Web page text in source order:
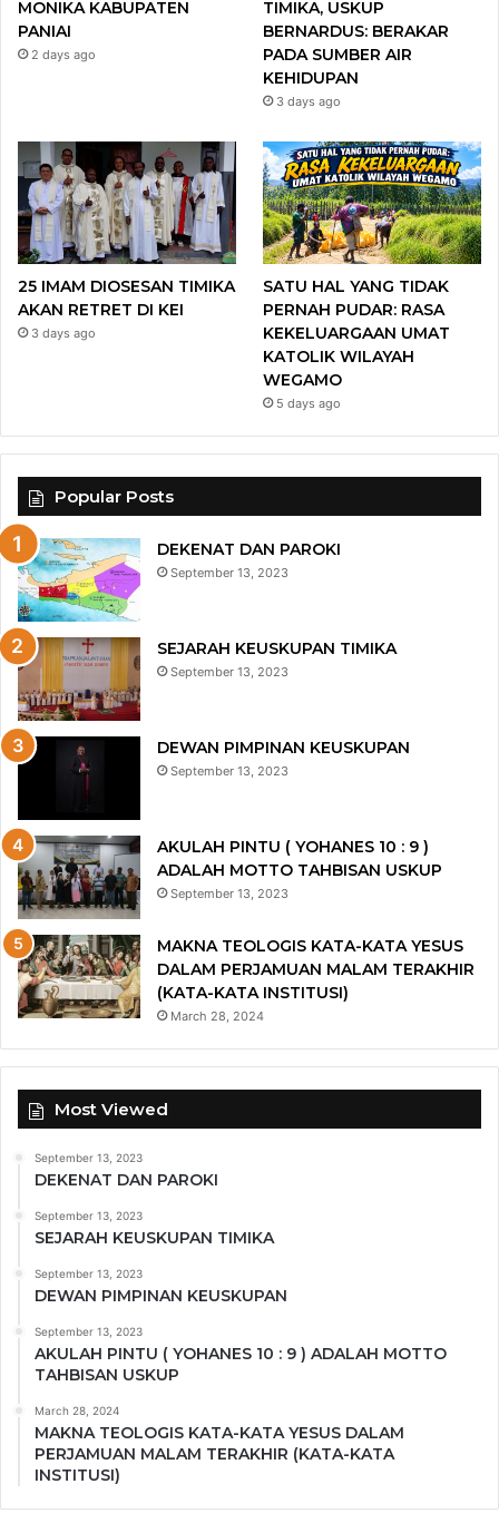
MONIKA KABUPATEN
PANIAI
2 days ago
TIMIKA, USKUP
BERNARDUS: BERAKAR
PADA SUMBER AIR
KEHIDUPAN
3 days ago
25 IMAM DIOSESAN TIMIKA
AKAN RETRET DI KEI
3 days ago
SATU HAL YANG TIDAK
PERNAH PUDAR: RASA
KEKELUARGAAN UMAT
KATOLIK WILAYAH
WEGAMO
5 days ago
Popular Posts
DEKENAT DAN PAROKI
September 13, 2023
SEJARAH KEUSKUPAN TIMIKA
September 13, 2023
DEWAN PIMPINAN KEUSKUPAN
September 13, 2023
AKULAH PINTU ( YOHANES 10 : 9 )
ADALAH MOTTO TAHBISAN USKUP
September 13, 2023
MAKNA TEOLOGIS KATA-KATA YESUS
DALAM PERJAMUAN MALAM TERAKHIR
(KATA-KATA INSTITUSI)
March 28, 2024
Most Viewed
September 13, 2023
DEKENAT DAN PAROKI
September 13, 2023
SEJARAH KEUSKUPAN TIMIKA
September 13, 2023
DEWAN PIMPINAN KEUSKUPAN
September 13, 2023
AKULAH PINTU ( YOHANES 10 : 9 ) ADALAH MOTTO
TAHBISAN USKUP
March 28, 2024
MAKNA TEOLOGIS KATA-KATA YESUS DALAM
PERJAMUAN MALAM TERAKHIR (KATA-KATA
INSTITUSI)